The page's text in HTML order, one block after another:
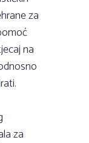
za
na
za